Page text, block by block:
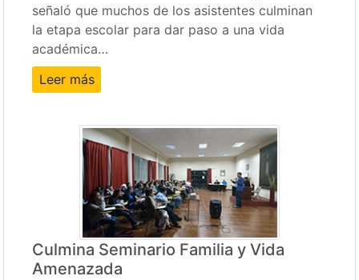
señaló que muchos de los asistentes culminan
la etapa escolar para dar paso a una vida
académica…
Leer más
Culmina Seminario Familia y Vida
Amenazada